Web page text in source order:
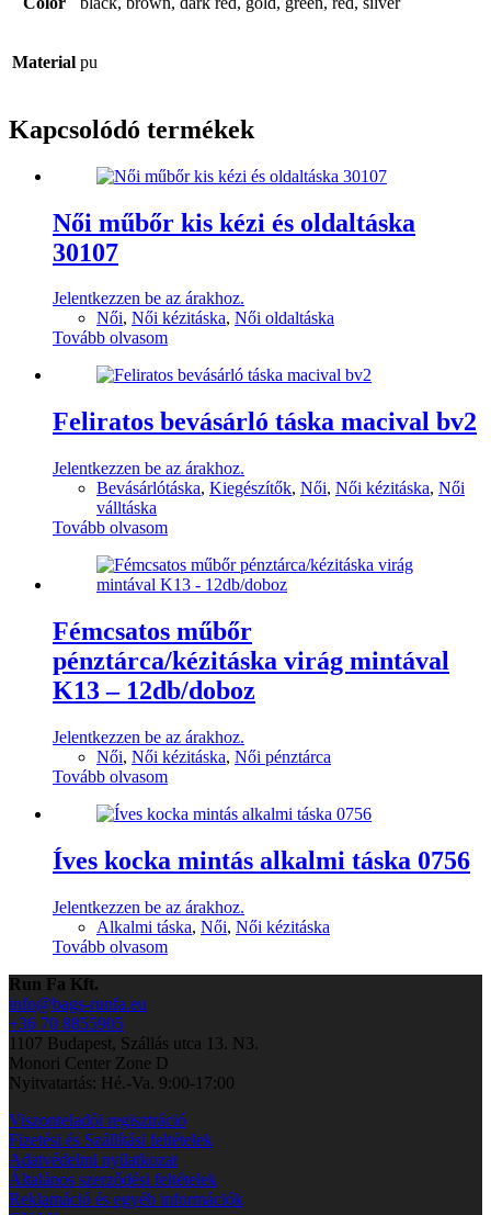
Material pu
Kapcsolódó termékek
Női műbőr kis kézi és oldaltáska
30107
Jelentkezzen be az árakhoz.
Női, Női kézitáska, Női oldaltáska
Tovább olvasom
Feliratos bevásárló táska macival bv2
Jelentkezzen be az árakhoz.
Bevásárlótáska, Kiegészítők, Női, Női kézitáska, Női
válltáska
Tovább olvasom
Fémcsatos műbőr
pénztárca/kézitáska virág mintával
K13 – 12db/doboz
Jelentkezzen be az árakhoz.
Női, Női kézitáska, Női pénztárca
Tovább olvasom
Íves kocka mintás alkalmi táska 0756
Jelentkezzen be az árakhoz.
Alkalmi táska, Női, Női kézitáska
Tovább olvasom
Run Fa Kft.
info@bags-runfa.eu
+36 70 8855905
1107 Budapest, Szállás utca 13. N3.
Monori Center Zone D
Nyitvatartás: Hé.-Va. 9:00-17:00
Viszonteladói regisztráció
Fizetési és Szállítási feltételek
Adatvédelmi nyilatkozat
Általános szerződési feltételek
Reklamáció és egyéb információk